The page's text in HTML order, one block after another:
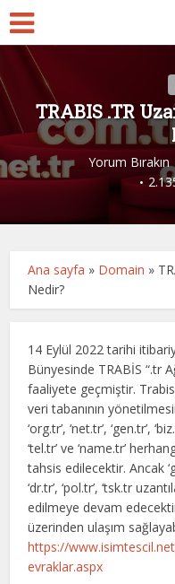
TRABIS .TR
Yorum Bırakın
Ana sayfa » Domain »
Nedir?
14 Eylül 2022 tarihi
Bünyesinde TRABİS “.tr
faaliyete geçmiştir.
veri tabanının
‘org.tr’, ‘net.tr’, ‘gen.tr’,
‘tel.tr’ ve ‘name.tr’
tahsis edilecektir. Ancak
‘dr.tr’, ‘pol.tr’, ‘tsk.tr
edilmeye devam
üzerinden ulaşım
https://
evraklar.aspx